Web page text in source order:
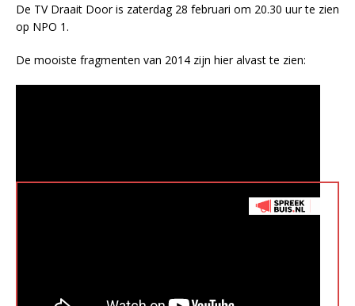
De TV Draait Door is zaterdag 28 februari om 20.30 uur te zien
op NPO 1.
De mooiste fragmenten van 2014 zijn hier alvast te zien: